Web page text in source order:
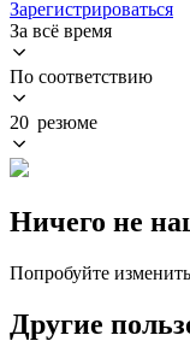
Зарегистрироваться
За всё время
По соответствию
20 резюме
Ничего не
Попробуйте
Другие